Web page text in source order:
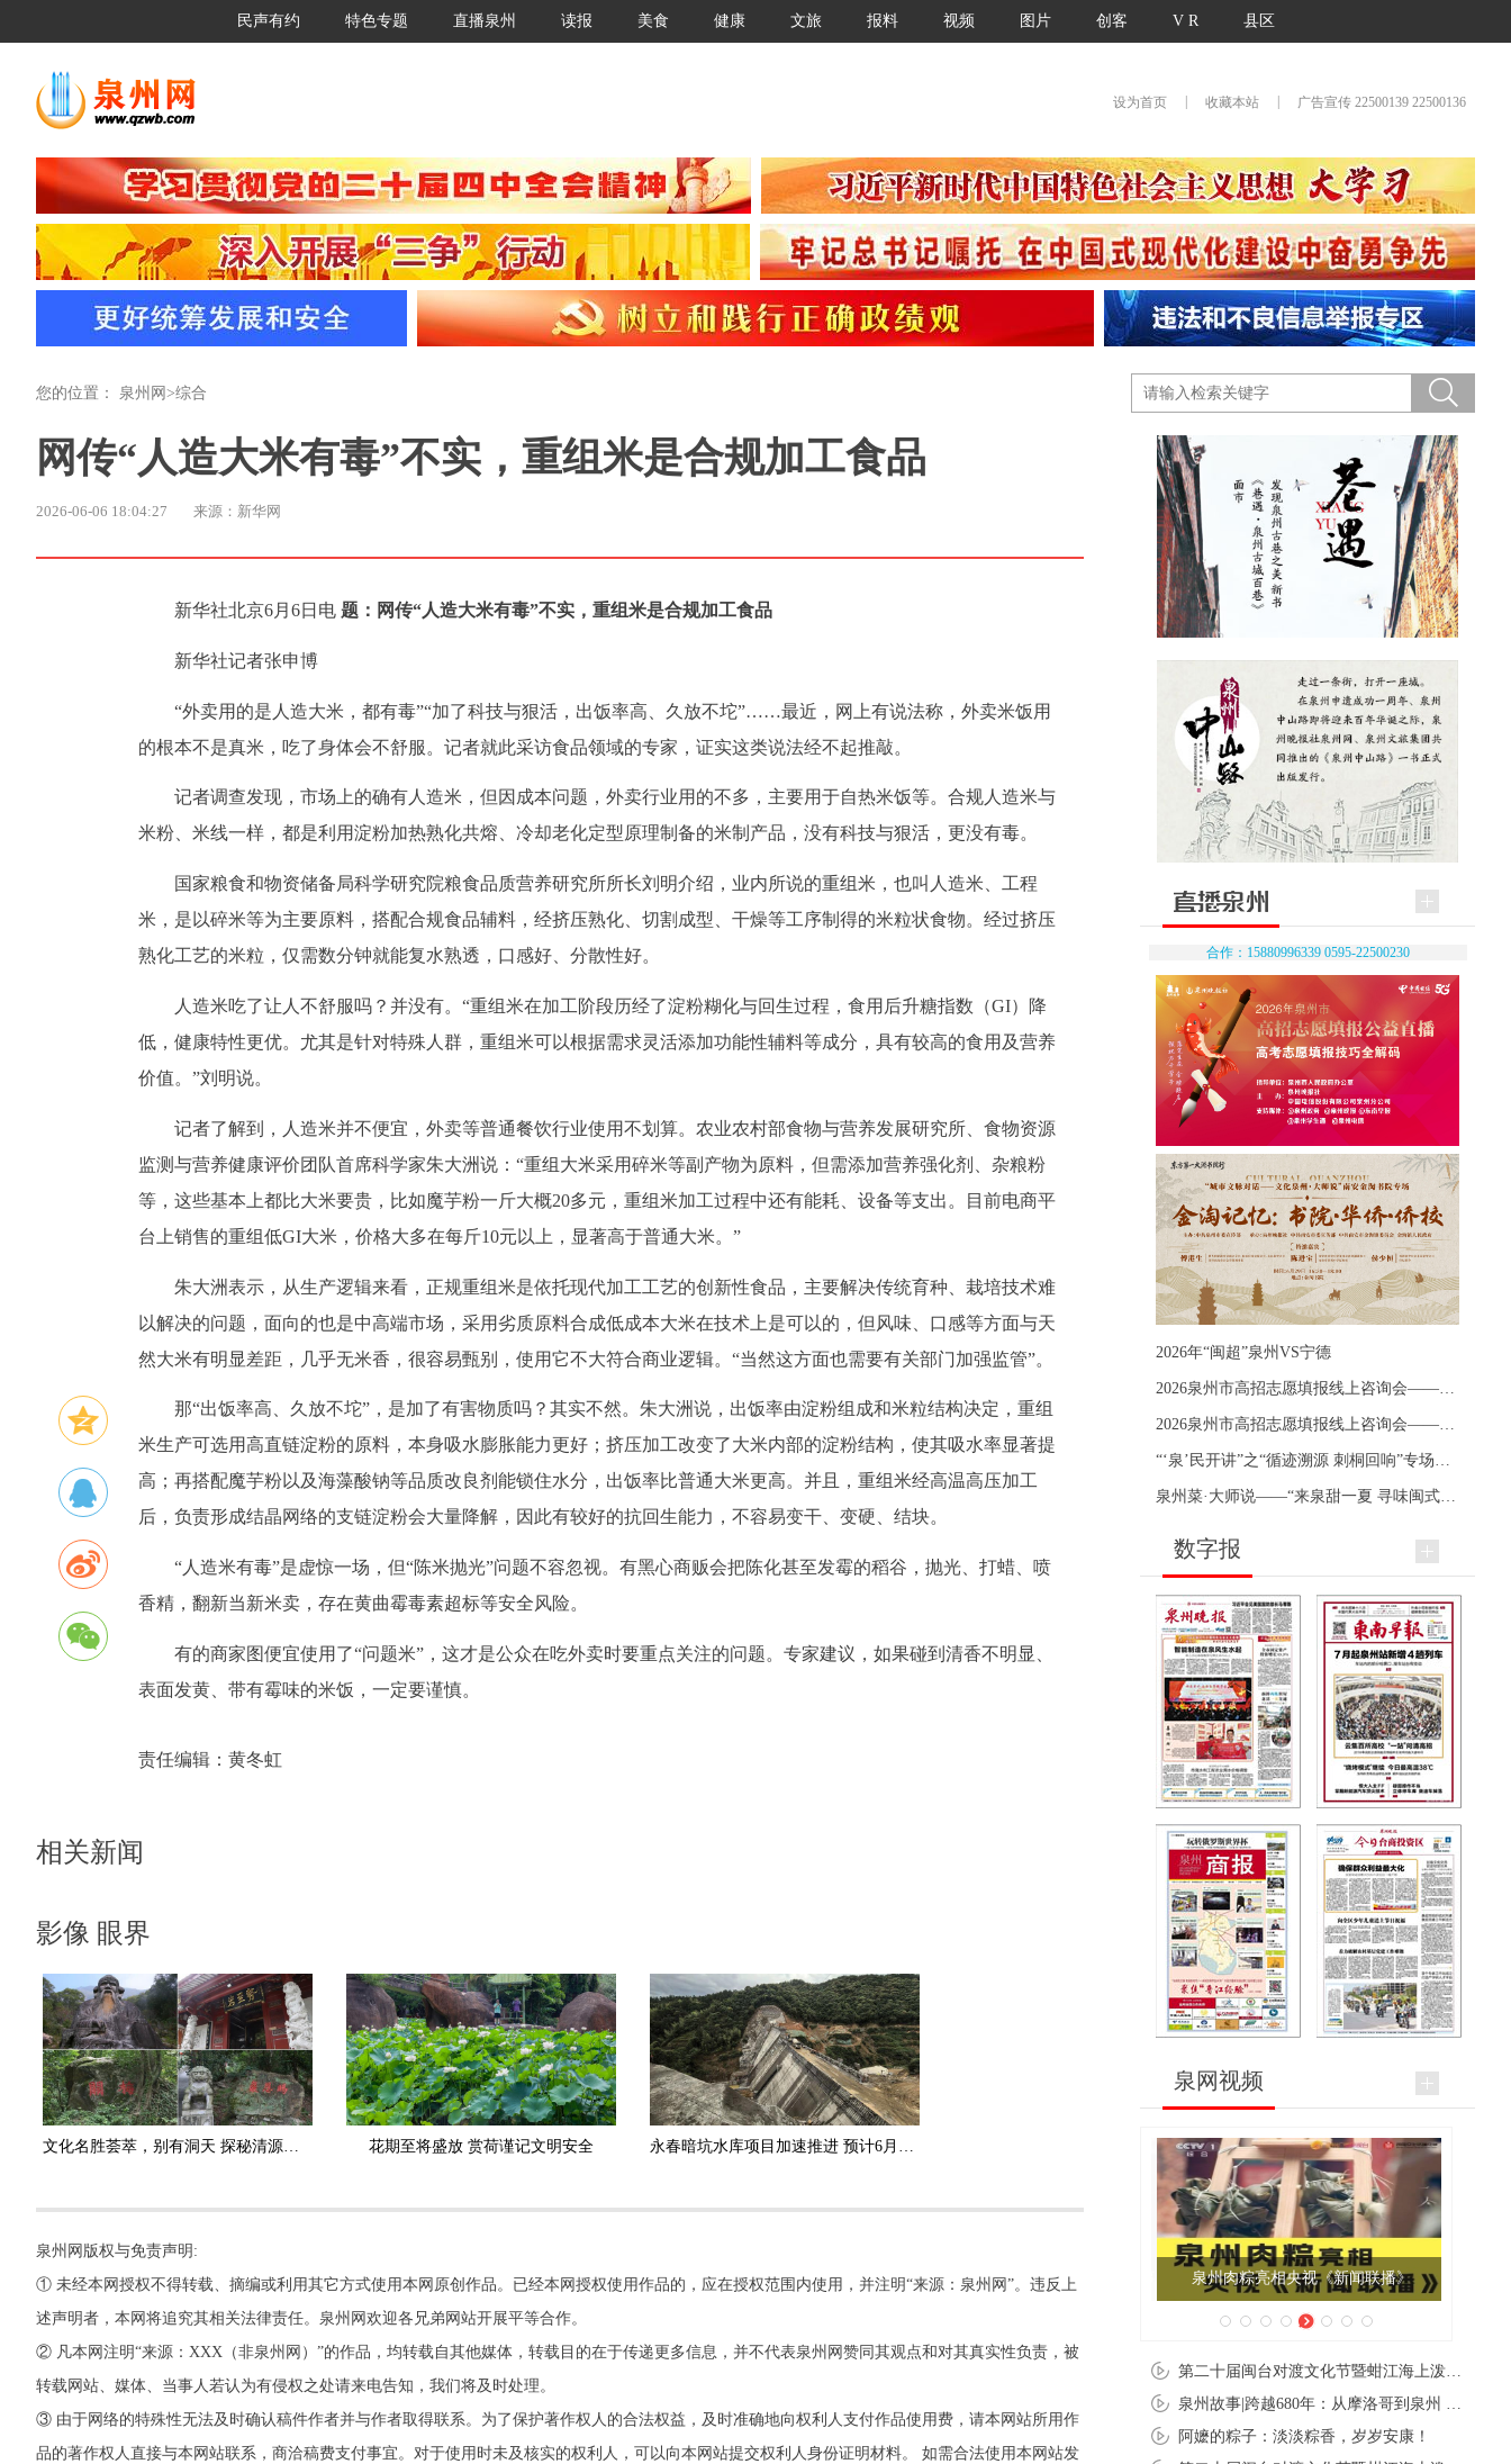
民声有约 特色专题 直播泉州 读报 美食 健康 文旅 报料 视频 图片 创客 V R 县区
设为首页 收藏本站 广告宣传 22500139 22500136
您的位置： 泉州网 >综合
网传“人造大米有毒”不实，重组米是合规加工食品
2026-06-06 18:04:27 来源：新华网
新华社北京6月6日电 题：网传“人造大米有毒”不实，重组米是合规加工食品
新华社记者张申博
“外卖用的是人造大米，都有毒”“加了科技与狠活，出饭率高、久放不坨”……最近，网上有说法称，外卖米饭用
的根本不是真米，吃了身体会不舒服。记者就此采访食品领域的专家，证实这类说法经不起推敲。
记者调查发现，市场上的确有人造米，但因成本问题，外卖行业用的不多，主要用于自热米饭等。合规人造米与
米粉、米线一样，都是利用淀粉加热熟化共熔、冷却老化定型原理制备的米制产品，没有科技与狠活，更没有毒。
国家粮食和物资储备局科学研究院粮食品质营养研究所所长刘明介绍，业内所说的重组米，也叫人造米、工程
米，是以碎米等为主要原料，搭配合规食品辅料，经挤压熟化、切割成型、干燥等工序制得的米粒状食物。经过挤压
熟化工艺的米粒，仅需数分钟就能复水熟透，口感好、分散性好。
人造米吃了让人不舒服吗？并没有。“重组米在加工阶段历经了淀粉糊化与回生过程，食用后升糖指数（GI）降
低，健康特性更优。尤其是针对特殊人群，重组米可以根据需求灵活添加功能性辅料等成分，具有较高的食用及营养
价值。”刘明说。
记者了解到，人造米并不便宜，外卖等普通餐饮行业使用不划算。农业农村部食物与营养发展研究所、食物资源
监测与营养健康评价团队首席科学家朱大洲说：“重组大米采用碎米等副产物为原料，但需添加营养强化剂、杂粮粉
等，这些基本上都比大米要贵，比如魔芋粉一斤大概20多元，重组米加工过程中还有能耗、设备等支出。目前电商平
台上销售的重组低GI大米，价格大多在每斤10元以上，显著高于普通大米。”
朱大洲表示，从生产逻辑来看，正规重组米是依托现代加工工艺的创新性食品，主要解决传统育种、栽培技术难
以解决的问题，面向的也是中高端市场，采用劣质原料合成低成本大米在技术上是可以的，但风味、口感等方面与天
然大米有明显差距，几乎无米香，很容易甄别，使用它不大符合商业逻辑。“当然这方面也需要有关部门加强监管”。
那“出饭率高、久放不坨”，是加了有害物质吗？其实不然。朱大洲说，出饭率由淀粉组成和米粒结构决定，重组
米生产可选用高直链淀粉的原料，本身吸水膨胀能力更好；挤压加工改变了大米内部的淀粉结构，使其吸水率显著提
高；再搭配魔芋粉以及海藻酸钠等品质改良剂能锁住水分，出饭率比普通大米更高。并且，重组米经高温高压加工
后，负责形成结晶网络的支链淀粉会大量降解，因此有较好的抗回生能力，不容易变干、变硬、结块。
“人造米有毒”是虚惊一场，但“陈米抛光”问题不容忽视。有黑心商贩会把陈化甚至发霉的稻谷，抛光、打蜡、喷
香精，翻新当新米卖，存在黄曲霉毒素超标等安全风险。
有的商家图便宜使用了“问题米”，这才是公众在吃外卖时要重点关注的问题。专家建议，如果碰到清香不明显、
表面发黄、带有霉味的米饭，一定要谨慎。
责任编辑： 黄冬虹
相关新闻
影像 眼界
花期至将盛放 赏荷谨记文明安全
泉州网版权与免责声明:
① 未经本网授权不得转载、摘编或利用其它方式使用本网原创作品。已经本网授权使用作品的，应在授权范围内使用，并注明“来源：泉州网”。违反上
述声明者，本网将追究其相关法律责任。泉州网欢迎各兄弟网站开展平等合作。
② 凡本网注明“来源：XXX（非泉州网）”的作品，均转载自其他媒体，转载目的在于传递更多信息，并不代表泉州网赞同其观点和对其真实性负责，被
转载网站、媒体、当事人若认为有侵权之处请来电告知，我们将及时处理。
③ 由于网络的特殊性无法及时确认稿件作者并与作者取得联系。为了保护著作权人的合法权益，及时准确地向权利人支付作品使用费，请本网站所用作
品的著作权人直接与本网站联系，商洽稿费支付事宜。对于使用时未及核实的权利人，可以向本网站提交权利人身份证明材料。 如需合法使用本网站发
合作：15880996339 0595-22500230
2026年“闽超”泉州VS宁德
数字报
泉网视频
泉州肉粽亮相央视《新闻联播》
阿嬷的粽子：淡淡粽香，岁岁安康！